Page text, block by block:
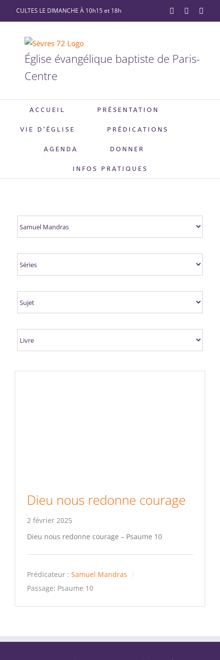
Passer
au
CULTES LE DIMANCHE À 10h15 et 18h YouTubeFacebook
Église évangélique baptiste de Paris-
Centre
ACCUEIL PRÉSENTATION
VIE D’ÉGLISE PRÉDICATIONS
AGENDA DONNER
INFOS PRATIQUES
Dieu nous redonne courage
2 février 2025
Dieu nous redonne courage – Psaume 10
Prédicateur : Samuel Mandras
Passage: Psaume 10